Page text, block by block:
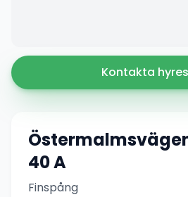
Kontakta
40 A
Finspång